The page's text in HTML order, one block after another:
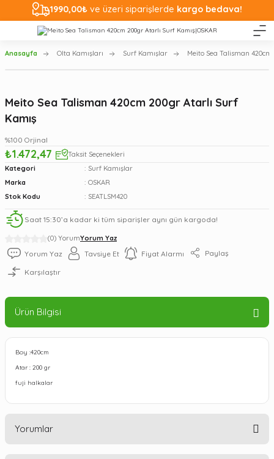
1990,00₺ ve üzeri siparişlerde kargo bedava!
Anasayfa Olta Kamışları Surf Kamışlar Meito Sea Talisman
(0) YorumYorum Yaz
Meito Sea Talisman 420cm 200gr Atarlı Surf
Kamış
%100 Orjinal
₺1.472,47
Taksit Seçenekleri
Kategori
Surf Kamışlar
Marka
OSKAR
Stok Kodu
SEATLSM420
Saat 15:30’a kadar ki tüm siparişler aynı gün kargoda!
Yorum Yaz Tavsiye Et Fiyat Alarmı Paylaş
Karşılaştır
Ürün Bilgisi
Boy :420cm
Atar : 200 gr
fuji halkalar
Yorumlar